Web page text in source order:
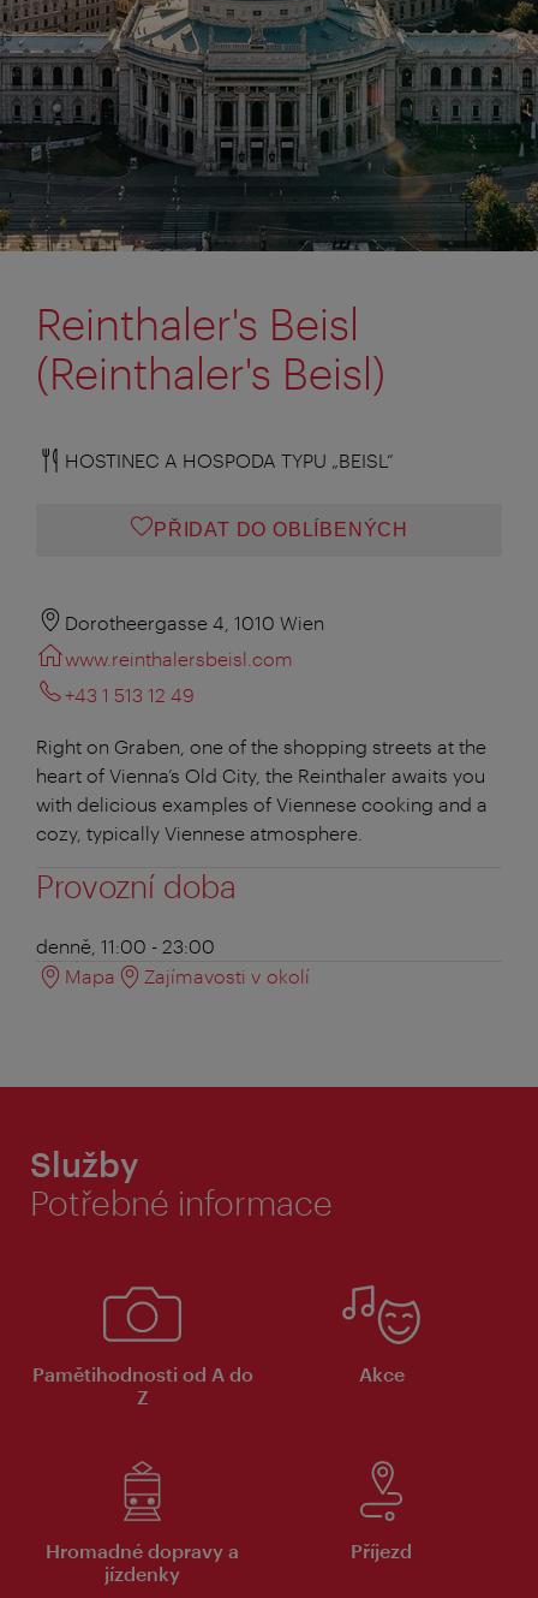
Reinthaler's Beisl
(Reinthaler's Beisl)
HOSTINEC A HOSPODA TYPU „BEISL“
PŘIDAT DO OBLÍBENÝCH
Dorotheergasse 4, 1010 Wien
www.reinthalersbeisl.com
+43 1 513 12 49
Right on Graben, one of the shopping streets at the
heart of Vienna’s Old City, the Reinthaler awaits you
with delicious examples of Viennese cooking and a
cozy, typically Viennese atmosphere.
Provozní doba
denně, 11:00 - 23:00
Mapa
Zajímavosti v okolí
Služby
Potřebné informace
Pamětihodnosti od A do
Z
Akce
Hromadné dopravy a
jízdenky
Příjezd